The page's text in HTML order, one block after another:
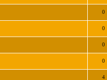
0
0
0
0
4